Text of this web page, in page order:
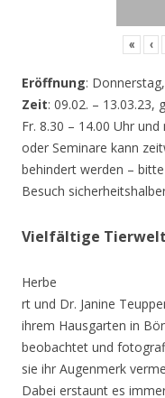
« ‹
Eröffnung:
Zeit: 09.02. – 13.03.23,
Fr. 8.30 – 14.00 Uhr
oder Seminare kann
behindert werden –
Besuch
Vielfältige
Herbe
rt und Dr. Janine
ihrem Hausgarten in
beobachtet und
sie ihr Augenmerk
Dabei erstaunt es